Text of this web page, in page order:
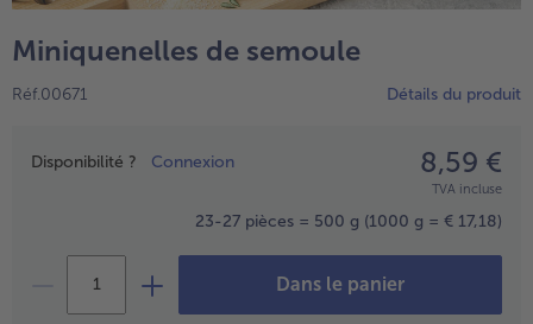
TousUstensiles de cuisine
Tousbofrost*free
Tousbofrost*plus.
Alternatives végétale
Miniquenelles de semoule
Réf.00671 Détails du produit
Prix
Disponibilité ? Connexion 8,59 €
TVA incluse
23-27 pièces = 500 g (1000 g = € 17,18)
Dans le panier